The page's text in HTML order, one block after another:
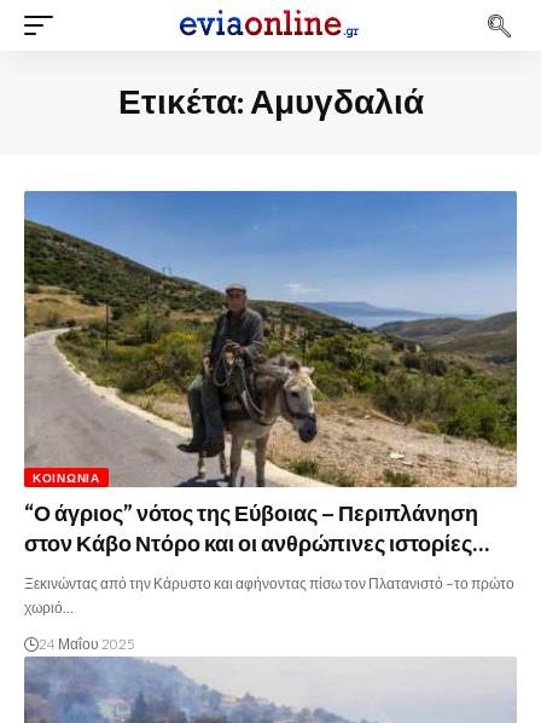
Ετικέτα:Αμυγδαλιά
ΚΟΙΝΩΝΊΑ
“Ο άγριος” νότος της Εύβοιας – Περιπλάνηση
στον Κάβο Ντόρο και οι ανθρώπινες ιστορίες…
Ξεκινώντας από την Κάρυστο και αφήνοντας πίσω τον Πλατανιστό –το πρώτο
χωριό…
24 Μαΐου 2025